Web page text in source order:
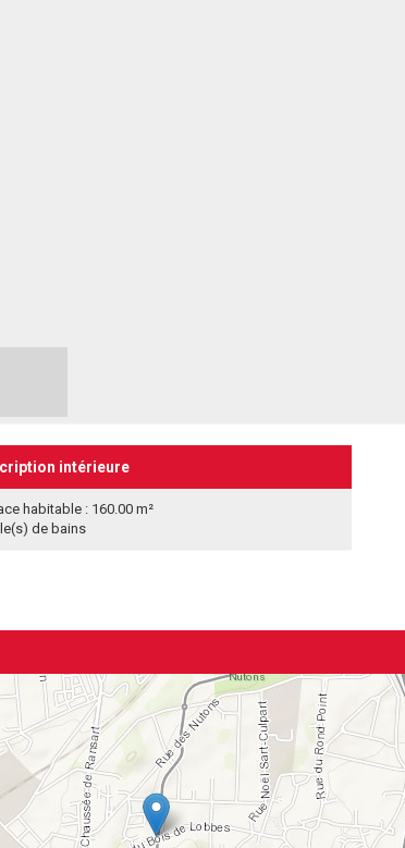
intérieure
habitable : 160.00 m²
de bains